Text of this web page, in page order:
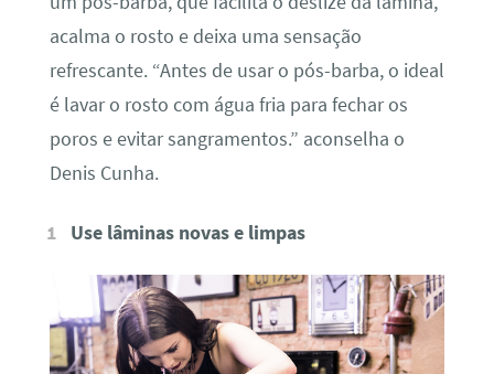
acalma o rosto e deixa uma sensação
refrescante. “Antes de usar o pós-barba, o ideal
é lavar o rosto com água fria para fechar os
poros e evitar sangramentos.” aconselha o
Denis Cunha.
Use lâminas novas e limpas